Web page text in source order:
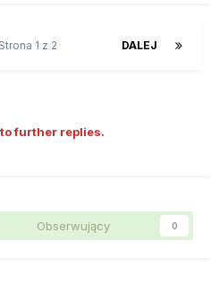
DALEJ
Strona 1 z 2
further replies.
Obserwujący 0